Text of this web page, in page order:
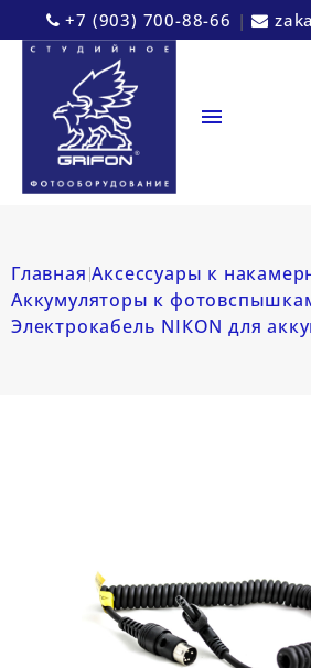
+7 (903) 700-88-66 |

Главная Аксессуары к
Аккумуляторы к
Электрокабель NIКON для